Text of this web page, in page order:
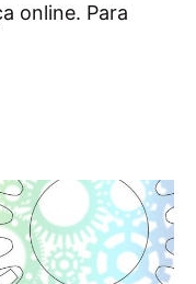
online. Para